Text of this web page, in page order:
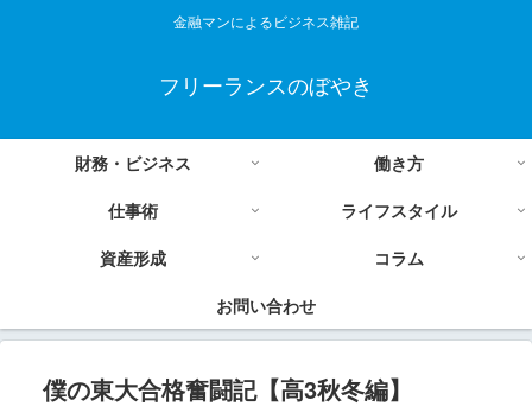
金融マンによるビジネス雑記
フリーランスのぼやき
財務・ビジネス
働き方
仕事術
ライフスタイル
資産形成
コラム
お問い合わせ
僕の東大合格奮闘記【高3秋冬編】